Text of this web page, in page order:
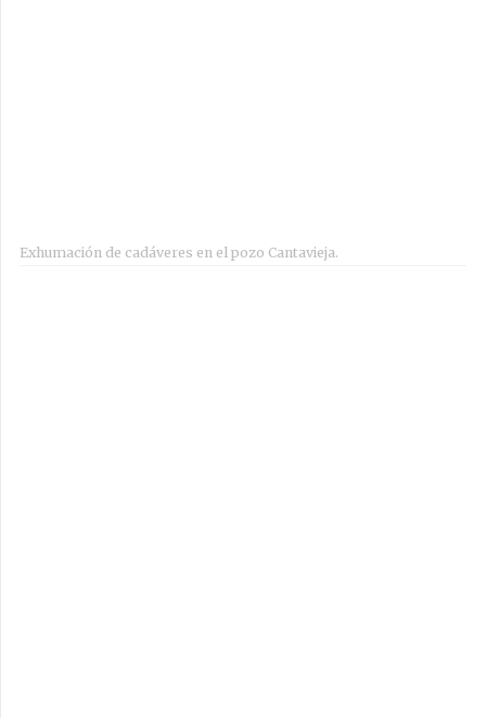
Exhumación de cadáveres en el pozo Cantavieja.